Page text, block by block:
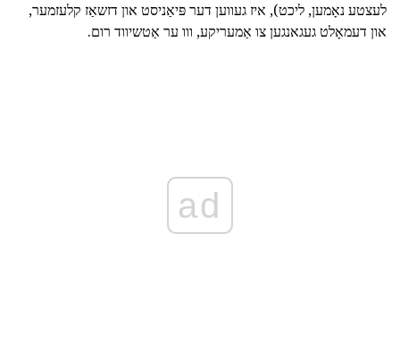
לעצטע נאָמען, ליכט), איז געווען דער פּיאַניסט און דזשאַז קלעזמער,
און דעמאָלט געגאנגען צו אַמעריקע, ווו ער אַטשיווד רום.
ad